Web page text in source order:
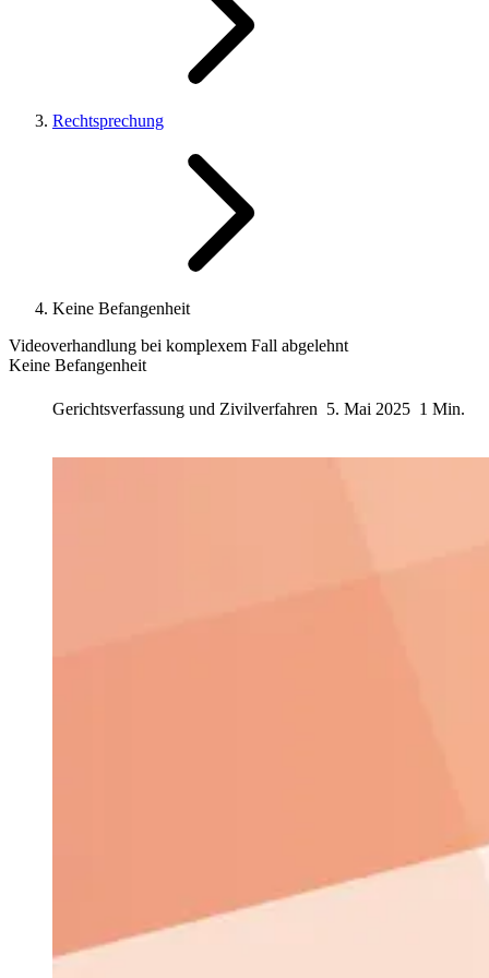
Rechtsprechung
Keine Befangenheit
Videoverhandlung bei komplexem Fall abgelehnt
Keine Befangenheit
Gerichtsverfassung und Zivilverfahren 5. Mai 2025 1 Min.